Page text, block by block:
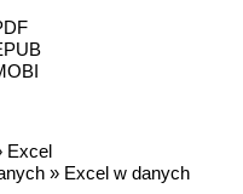
Excel
» Excel w danych